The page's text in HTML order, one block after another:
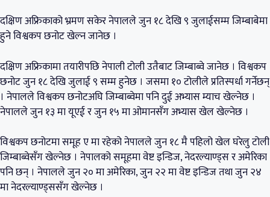
दक्षिण अफ्रिकाको भ्रमण सकेर नेपालले जुन १८ देखि ९ जुलाईसम्म जिम्बाबेमा
हुने विश्वकप छनोट खेल्न जानेछ ।
दक्षिण अफ्रिकामा तयारीपछि नेपाली टोली उतैबाट जिम्बाब्वे जानेछ । विश्वकप
छनोट जुन १८ देखि जुलाई ९ सम्म हुनेछ । जसमा १० टोलीले प्रतिस्पर्धा गर्नेछन्
। नेपालले विश्वकप छनोटअघि जिम्बाब्वेमा पनि दुई अभ्यास म्याच खेल्नेछ ।
नेपालले जुन १३ मा यूएई र जुन १५ मा ओमानसँग अभ्यास खेल खेल्नेछ ।
विश्वकप छनोटमा समूह ए मा रहेको नेपालले जुन १८ मै पहिलो खेल घरेलु टोली
जिम्बाब्वेसँग खेल्नेछ । नेपालको समूहमा वेष्ट इन्डिज, नेदरल्याण्ड्स र अमेरिका
पनि छन् । नेपालले जुन २० मा अमेरिका, जुन २२ मा वेष्ट इन्डिज तथा जुन २४
मा नेदरल्याण्ड्ससँग खेल्नेछ ।